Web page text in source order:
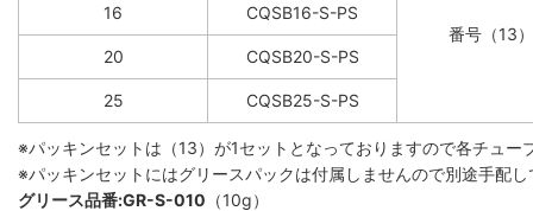
番号（13）
16 CQSB16-S-PS
20 CQSB20-S-PS
25 CQSB25-S-PS
※パッキンセットは（13）が1セットとなっておりますので各チュー
※パッキンセットにはグリースパックは付属しませんので別途手配
グリース品番:GR-S-010 （10g）